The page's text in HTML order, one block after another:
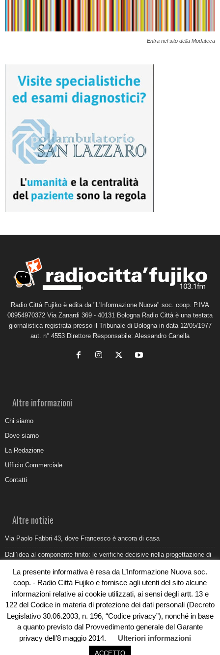
Entra nel sito della Modateca
Radio Città Fujiko è edita da "L'Informazione Nuova" soc. coop. P.IVA
00954970372 Via Zanardi 369 - 40131 Bologna Radio Città è una testata
giornalistica registrata presso il Tribunale di Bologna in data 12/05/1977
aut. n° 4553 Direttore Responsabile: Alessandro Canella
Altre informazioni
Chi siamo
Dove siamo
La Redazione
Ufficio Commerciale
Contatti
Altre notizie
Via Paolo Fabbri 43, dove Francesco è ancora di casa
Dall’idea al componente finito: le verifiche decisive nella progettazione di
Belvedere Marittimo e il report ARPACAL 2026 sulla qualità del mare
Come organizzare e allestire una camera ardente per l’ultimo saluto
Umidità di risalita in casa, come riconoscere i segnali veri
La presente informativa è resa da L’Informazione Nuova soc.
coop. - Radio Città Fujiko e fornisce agli utenti del sito alcune
informazioni relative ai cookie utilizzati, ai sensi degli artt. 13 e
122 del Codice in materia di protezione dei dati personali (Decreto
Legislativo 30.06.2003, n. 196, “Codice privacy”), nonché in base
a quanto previsto dal Provvedimento generale del Garante
privacy dell’8 maggio 2014.
Ulteriori informazioni
ACCETTO